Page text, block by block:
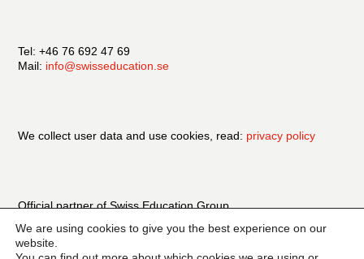
Tel: +46 76 692 47 69
Mail: info@swisseducation.se
We collect user data and use cookies, read: privacy policy
Official partner of Swiss Education Group
We are using cookies to give you the best experience on our
website.